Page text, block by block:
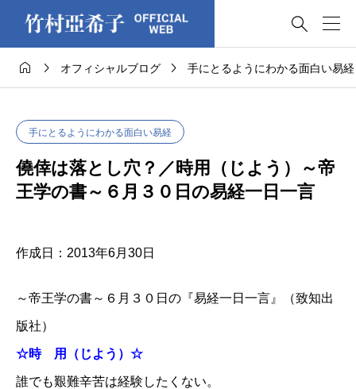

  オフィシャルブログ  手にとるようにわかる面白い易経
手にとるようにわかる面白い易経
僥倖は落とし穴？／時用（じよう）～帝
王学の書～６月３０日の易経一日一言
作成日：2013年6月30日
～帝王学の書～６月３０日の『易経一日一言』（致知出
版社）
☆時 用（じよう）☆
誰でも艱難辛苦は経験したくない。